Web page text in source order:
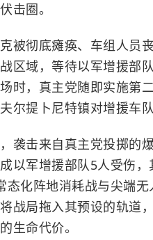
击圈。
被彻底瘫痪、车组人员
区域，等待以军增援部
时，真主党随即实施第
尔提卜尼特镇对增援车
袭击来自真主党投掷的
以军增援部队5人受伤
态化阵地消耗战与尖端
战局拖入其预设的轨道
生命代价。